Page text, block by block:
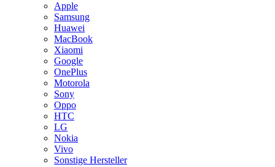
Apple
Samsung
Huawei
MacBook
Xiaomi
Google
OnePlus
Motorola
Sony
Oppo
HTC
LG
Nokia
Vivo
Sonstige Hersteller